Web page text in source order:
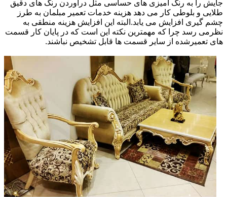
جایش را به رنگ آمیزی های حساسی مثل درآوردن رنگ های دقیق
طلایی و بلوطی کار می دهد هزینه خدمات تعمیر مبلمان به طرز
چشم گیری افزایش می یابد.البته این افزایش هزینه منطقی به
نظرمی رسد چرا که مهمترین نکته این است که در پایان کار قسمت
های تعمیرشده از سایر قسمت ها قابل تشخیص نباشند.